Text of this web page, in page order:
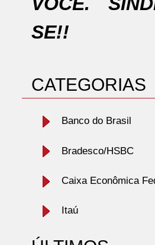
SE!!
CATEGORIAS
Banco do Brasil
Bradesco/HSBC
Caixa Econômica
Itaú